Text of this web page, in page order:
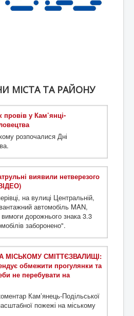
МІСТА ТА РАЙОНУ
у Кам’янці-
розпочалися Дні
виявили нетверезого
на вулиці Центральній,
автомобіль MAN,
дорожнього знака 3.3
заборонено".
МІСЬКОМУ СМІТТЄЗВАЛИЩІ:
обмежити прогулянки та
не перебувати на
Кам’янець-Подільської
пожежі на міському